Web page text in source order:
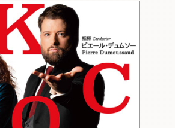
フォルテピアノ・オデッセイ